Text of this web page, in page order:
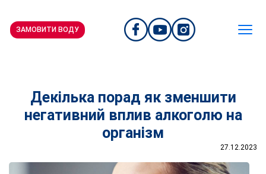
ЗАМОВИТИ ВОДУ
Декілька порад як зменшити
негативний вплив алкоголю на
організм
27.12.2023